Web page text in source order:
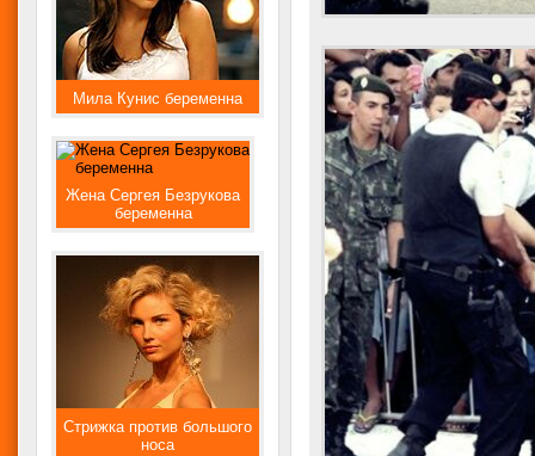
Мила Кунис беременна
Жена Сергея Безрукова
беременна
Стрижка против большого
носа